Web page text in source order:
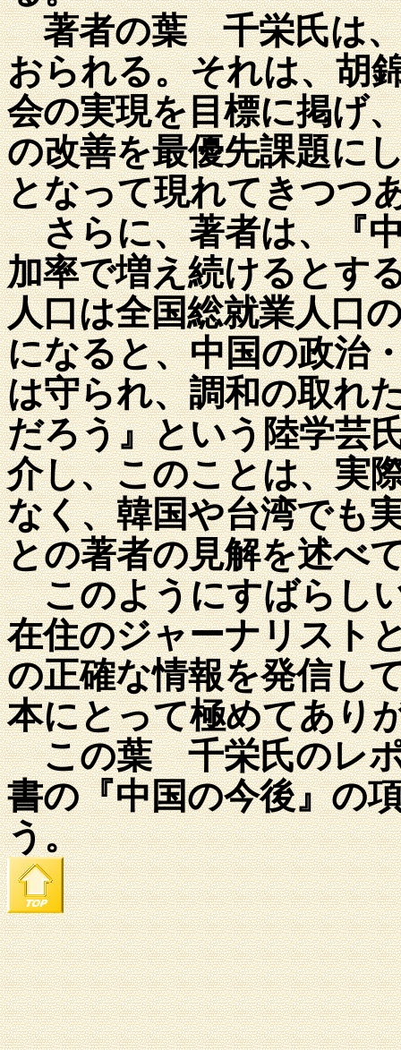
著者の葉 千栄氏は、
おられる。それは、胡
会の実現を目標に掲げ
の改善を最優先課題に
となって現れてきつつ
さらに、著者は、『中
加率で増え続けるとす
人口は全国総就業人口
になると、中国の政治
は守られ、調和の取れ
だろう』という陸学芸
介し、このことは、実
なく、韓国や台湾でも
との著者の見解を述べ
このようにすばらし
在住のジャーナリスト
の正確な情報を発信し
本にとって極めてあり
この葉 千栄氏のレポ
書の『中国の今後』の
う。